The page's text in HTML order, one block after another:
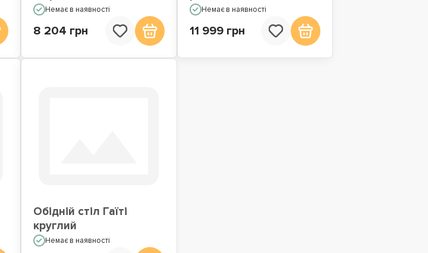
Немає в наявності
8 204 грн
Немає в наявності
11 999 грн
Обідній стіл Гаїті
круглий
Немає в наявності